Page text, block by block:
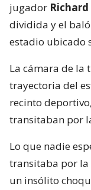
jugador
dividida y el
estadio ubicado
La cámara de la
trayectoria del
recinto
transitaban por
Lo que nadie
transitaba por la
un insólito